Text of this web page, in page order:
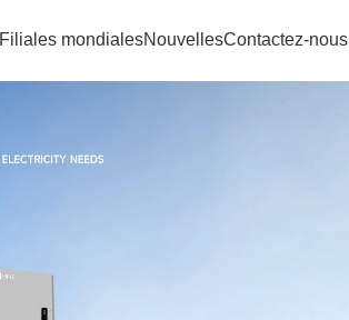
Filiales mondialesNouvellesContactez-nous